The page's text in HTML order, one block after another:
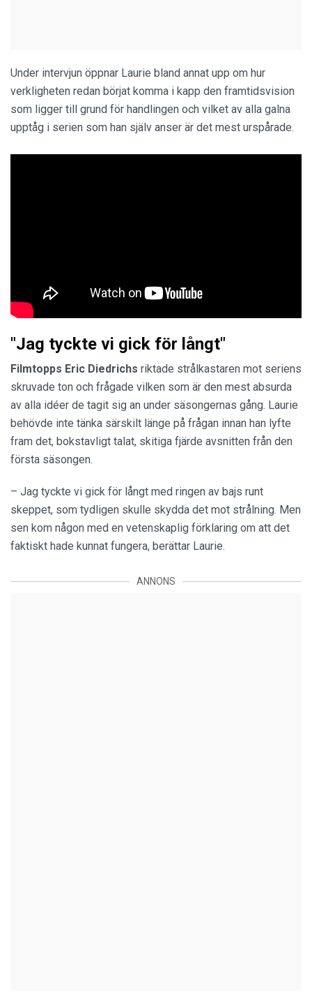
Under intervjun öppnar Laurie bland annat upp om hur
verkligheten redan börjat komma i kapp den framtidsvision
som ligger till grund för handlingen och vilket av alla galna
upptåg i serien som han själv anser är det mest urspårade.
"Jag tyckte vi gick för långt"
Filmtopps Eric Diedrichs riktade strålkastaren mot seriens
skruvade ton och frågade vilken som är den mest absurda
av alla idéer de tagit sig an under säsongernas gång. Laurie
behövde inte tänka särskilt länge på frågan innan han lyfte
fram det, bokstavligt talat, skitiga fjärde avsnitten från den
första säsongen.
– Jag tyckte vi gick för långt med ringen av bajs runt
skeppet, som tydligen skulle skydda det mot strålning. Men
sen kom någon med en vetenskaplig förklaring om att det
faktiskt hade kunnat fungera, berättar Laurie.
ANNONS